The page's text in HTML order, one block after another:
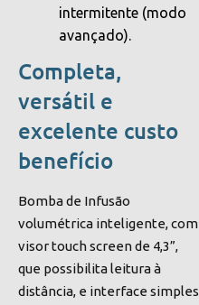
intermitente (modo
avançado).
Completa,
versátil e
excelente custo
benefício
Bomba de Infusão
volumétrica inteligente, com
visor touch screen de 4,3”,
que possibilita leitura à
distância, e interface simples